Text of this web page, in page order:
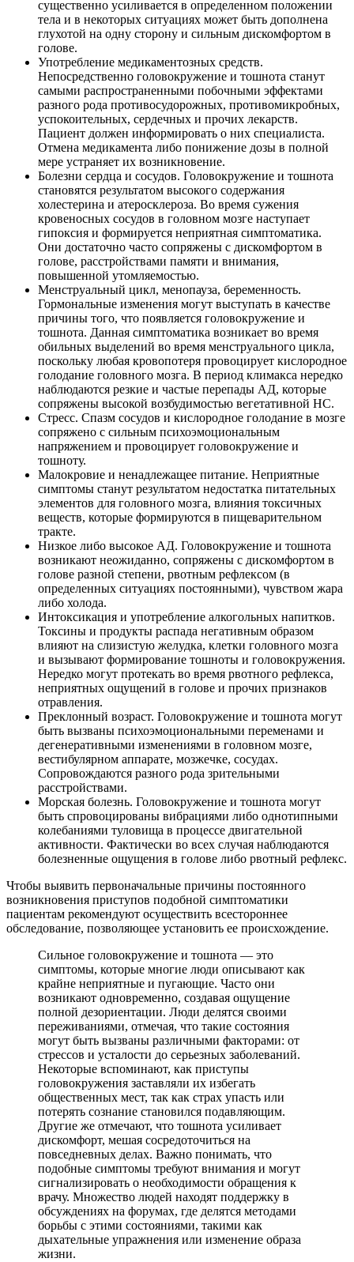
существенно усиливается в определенном положении
тела и в некоторых ситуациях может быть дополнена
глухотой на одну сторону и сильным дискомфортом в
голове.
Употребление медикаментозных средств.
Непосредственно головокружение и тошнота станут
самыми распространенными побочными эффектами
разного рода противосудорожных, противомикробных,
успокоительных, сердечных и прочих лекарств.
Пациент должен информировать о них специалиста.
Отмена медикамента либо понижение дозы в полной
мере устраняет их возникновение.
Болезни сердца и сосудов. Головокружение и тошнота
становятся результатом высокого содержания
холестерина и атеросклероза. Во время сужения
кровеносных сосудов в головном мозге наступает
гипоксия и формируется неприятная симптоматика.
Они достаточно часто сопряжены с дискомфортом в
голове, расстройствами памяти и внимания,
повышенной утомляемостью.
Менструальный цикл, менопауза, беременность.
Гормональные изменения могут выступать в качестве
причины того, что появляется головокружение и
тошнота. Данная симптоматика возникает во время
обильных выделений во время менструального цикла,
поскольку любая кровопотеря провоцирует кислородное
голодание головного мозга. В период климакса нередко
наблюдаются резкие и частые перепады АД, которые
сопряжены высокой возбудимостью вегетативной НС.
Стресс. Спазм сосудов и кислородное голодание в мозге
сопряжено с сильным психоэмоциональным
напряжением и провоцирует головокружение и
тошноту.
Малокровие и ненадлежащее питание. Неприятные
симптомы станут результатом недостатка питательных
элементов для головного мозга, влияния токсичных
веществ, которые формируются в пищеварительном
тракте.
Низкое либо высокое АД. Головокружение и тошнота
возникают неожиданно, сопряжены с дискомфортом в
голове разной степени, рвотным рефлексом (в
определенных ситуациях постоянными), чувством жара
либо холода.
Интоксикация и употребление алкогольных напитков.
Токсины и продукты распада негативным образом
влияют на слизистую желудка, клетки головного мозга
и вызывают формирование тошноты и головокружения.
Нередко могут протекать во время рвотного рефлекса,
неприятных ощущений в голове и прочих признаков
отравления.
Преклонный возраст. Головокружение и тошнота могут
быть вызваны психоэмоциональными переменами и
дегенеративными изменениями в головном мозге,
вестибулярном аппарате, мозжечке, сосудах.
Сопровождаются разного рода зрительными
расстройствами.
Морская болезнь. Головокружение и тошнота могут
быть спровоцированы вибрациями либо однотипными
колебаниями туловища в процессе двигательной
активности. Фактически во всех случая наблюдаются
болезненные ощущения в голове либо рвотный рефлекс.
Чтобы выявить первоначальные причины постоянного
возникновения приступов подобной симптоматики
пациентам рекомендуют осуществить всестороннее
обследование, позволяющее установить ее происхождение.
Сильное головокружение и тошнота — это
симптомы, которые многие люди описывают как
крайне неприятные и пугающие. Часто они
возникают одновременно, создавая ощущение
полной дезориентации. Люди делятся своими
переживаниями, отмечая, что такие состояния
могут быть вызваны различными факторами: от
стрессов и усталости до серьезных заболеваний.
Некоторые вспоминают, как приступы
головокружения заставляли их избегать
общественных мест, так как страх упасть или
потерять сознание становился подавляющим.
Другие же отмечают, что тошнота усиливает
дискомфорт, мешая сосредоточиться на
повседневных делах. Важно понимать, что
подобные симптомы требуют внимания и могут
сигнализировать о необходимости обращения к
врачу. Множество людей находят поддержку в
обсуждениях на форумах, где делятся методами
борьбы с этими состояниями, такими как
дыхательные упражнения или изменение образа
жизни.